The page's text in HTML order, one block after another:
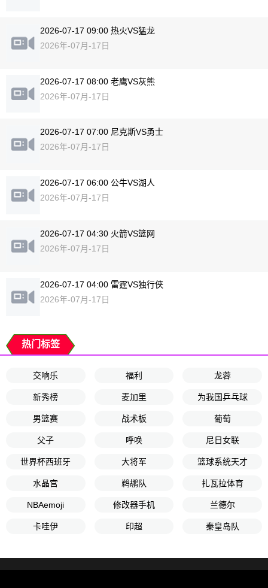
2026-07-17 09:00 热火VS猛龙
2026年-07月-17日
2026-07-17 08:00 老鹰VS灰熊
2026年-07月-17日
2026-07-17 07:00 尼克斯VS勇士
2026年-07月-17日
2026-07-17 06:00 公牛VS湖人
2026年-07月-17日
2026-07-17 04:30 火箭VS篮网
2026年-07月-17日
2026-07-17 04:00 雷霆VS独行侠
2026年-07月-17日
热门标签
交响乐 福利 龙蓉
新秀榜 麦加里 为我国乒乓球
男篮赛 战术板 葡萄
父子 呼唤 尼日女联
世界杯西班牙 大将军 篮球系统天才
水晶宫 鹈鹕队 扎瓦拉体育
NBAemoji 修改器手机 兰德尔
卡哇伊 印超 秦皇岛队